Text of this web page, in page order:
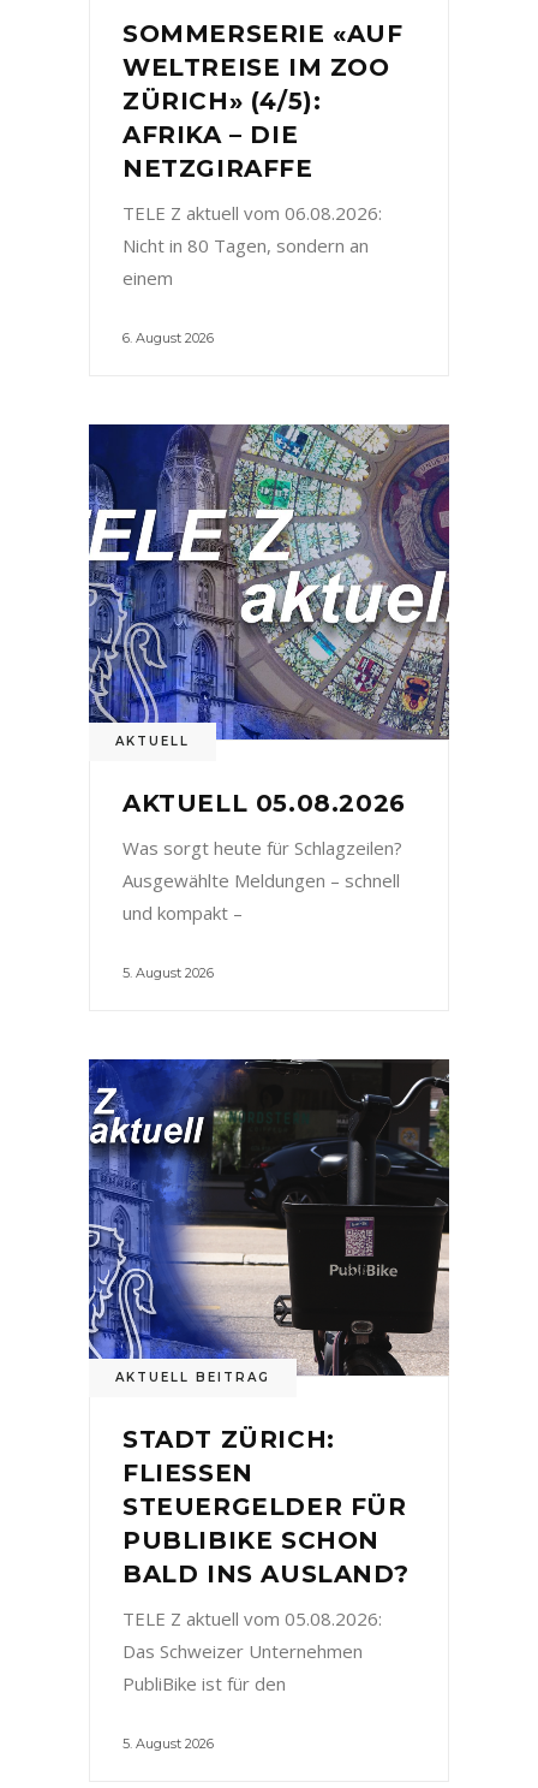
SOMMERSERIE «AUF
WELTREISE IM ZOO
ZÜRICH» (4/5):
AFRIKA – DIE
NETZGIRAFFE
TELE Z aktuell vom 06.08.2026:
Nicht in 80 Tagen, sondern an
einem
6. August 2026
AKTUELL
AKTUELL 05.08.2026
Was sorgt heute für Schlagzeilen?
Ausgewählte Meldungen – schnell
und kompakt –
5. August 2026
AKTUELL BEITRAG
STADT ZÜRICH:
FLIESSEN
STEUERGELDER FÜR
PUBLIBIKE SCHON
BALD INS AUSLAND?
TELE Z aktuell vom 05.08.2026:
Das Schweizer Unternehmen
PubliBike ist für den
5. August 2026